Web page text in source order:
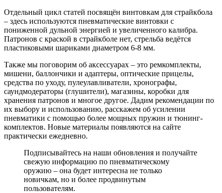
Отдельный цикл статей посвящён винтовкам для страйкбола
– здесь используются пневматические винтовки с
пониженной дульной энергией и увеличенного калибра.
Патронов с краской в страйкболе нет, стрельба ведётся
пластиковыми шариками диаметром 6-8 мм.
Также мы поговорим об аксессуарах – это ремкомплекты,
мишени, баллончики и адаптеры, оптические прицелы,
средства по уходу, пулеулавливатели, хронографы,
саундмодераторы (глушители), магазины, коробки для
хранения патронов и многое другое. Дадим рекомендации по
их выбору и использованию, расскажем об усилении
пневматики с помощью более мощных пружин и тюнинг-
комплектов. Новые материалы появляются на сайте
практически ежедневно.
Подписывайтесь на наши обновления и получайте
свежую информацию по пневматическому
оружию – она будет интересна не только
новичкам, но и более продвинутым
пользователям.